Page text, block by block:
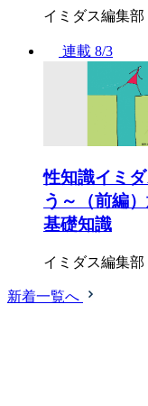
イミダス編集部
連載 8/3
性知識イミ
う～（前編
基礎知識
イミダス編集部
新着一覧へ